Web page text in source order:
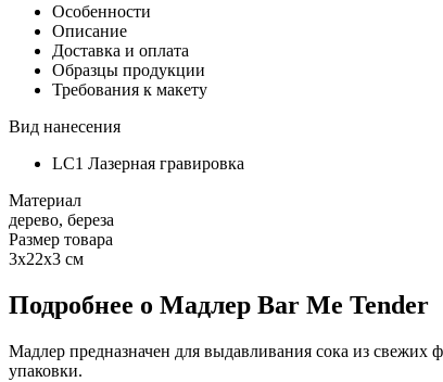
Особенности
Описание
Доставка и оплата
Образцы продукции
Требования к макету
Вид нанесения
LC1 Лазерная гравировка
Материал
дерево, береза
Размер товара
3х22х3 см
Подробнее о Мадлер Bar Me Tender
Мадлер предназначен для выдавливания сока из свежих
упаковки.